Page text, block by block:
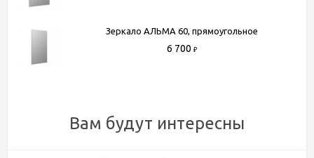
- Доставка до терминала любой транспортной компании
Более подробную информацию вы можете получить по
Зеркало АЛЬМА 60, прямоугольное
6 700 ₽
Вам будут интересны